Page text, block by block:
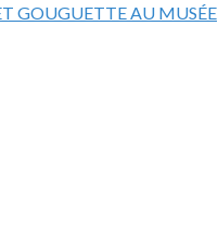
GOUGUETTE AU MUSÉE